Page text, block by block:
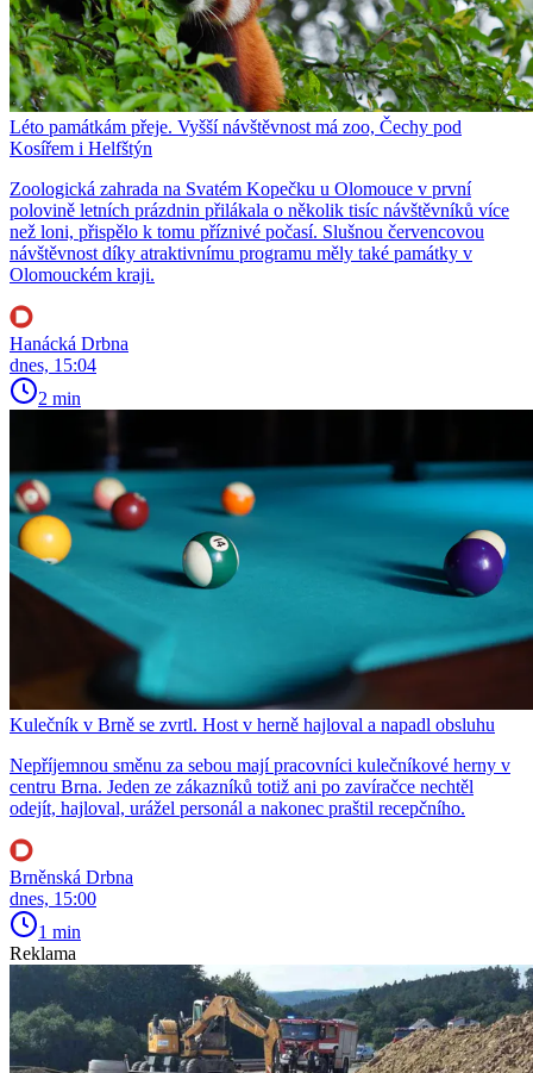
Léto památkám přeje. Vyšší návštěvnost má zoo, Čechy pod
Kosířem i Helfštýn
Zoologická zahrada na Svatém Kopečku u Olomouce v první
polovině letních prázdnin přilákala o několik tisíc návštěvníků více
než loni, přispělo k tomu příznivé počasí. Slušnou červencovou
návštěvnost díky atraktivnímu programu měly také památky v
Olomouckém kraji.
Hanácká Drbna
dnes, 15:04
2 min
Kulečník v Brně se zvrtl. Host v herně hajloval a napadl obsluhu
Nepříjemnou směnu za sebou mají pracovníci kulečníkové herny v
centru Brna. Jeden ze zákazníků totiž ani po zavíračce nechtěl
odejít, hajloval, urážel personál a nakonec praštil recepčního.
Brněnská Drbna
dnes, 15:00
1 min
Reklama